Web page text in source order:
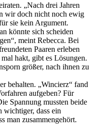
„Nach drei Jahren
wir doch nicht noch ewig
sie kein Argument.
könnte sich scheiden
meint Rebecca. Bei
Paaren erleben
hakt, gibt es Lösungen.
größer, nach ihnen zu
behalten. „Wincierz“ fand
aufgeben? Für
Spannung mussten beide
wichtiger, dass ein
man zusammengehört.